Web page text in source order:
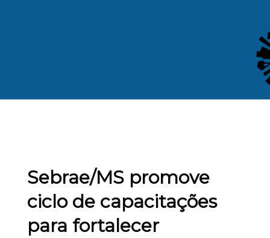
Sebrae/MS promove
ciclo de capacitações
para fortalecer